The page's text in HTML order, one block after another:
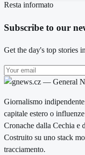
Resta informato
Subscribe to our
Get the day's top stories
Giornalismo
capitale estero o
Cronache dalla Cechia e
Costruito su uno stack
tracciamento.